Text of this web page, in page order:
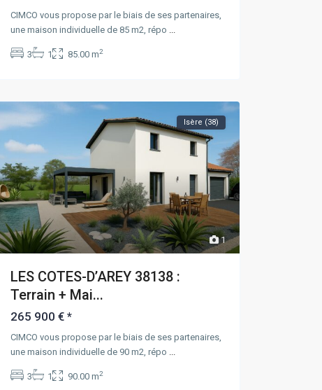
CIMCO vous propose par le biais de ses partenaires,
une maison individuelle de 85 m2, répo
3 1 85.00 m2
1
Isère (38)
LES COTES-D’AREY 38138 :
Terrain + Mai...
265 900 € *
CIMCO vous propose par le biais de ses partenaires,
une maison individuelle de 90 m2, répo
3 1 90.00 m2